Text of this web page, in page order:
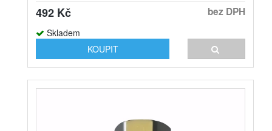
492 Kč bez DPH
Skladem
KOUPIT